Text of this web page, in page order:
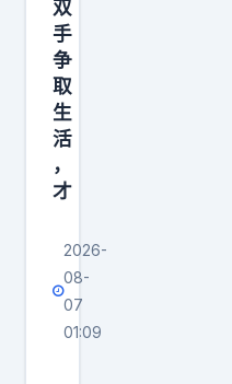
双
手
争
取
生
活
，
才
2026-
08-
07
01:09